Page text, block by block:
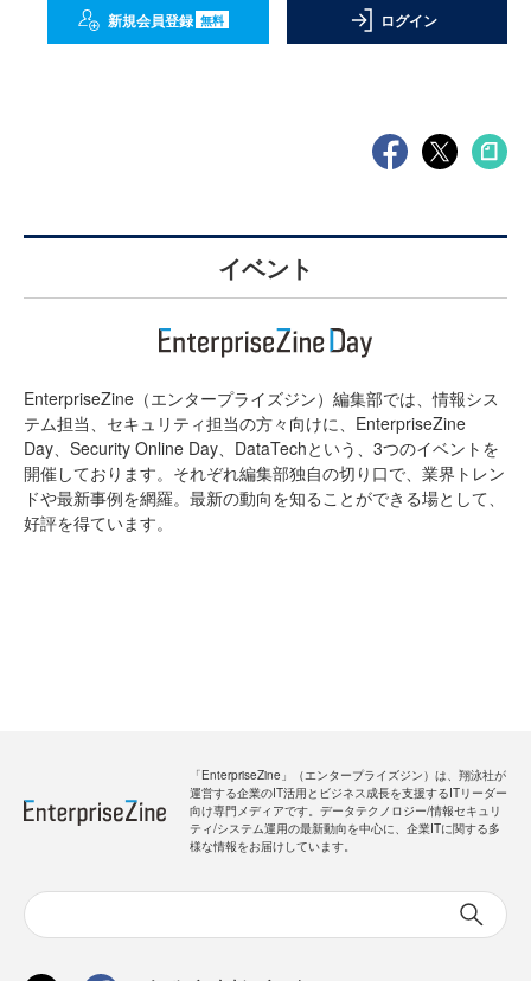
新規会員登録 無料 ログイン
イベント
EnterpriseZine（エンタープライズジン）編集部では、情報シス
テム担当、セキュリティ担当の方々向けに、EnterpriseZine
Day、Security Online Day、DataTechという、3つのイベントを
開催しております。それぞれ編集部独自の切り口で、業界トレン
ドや最新事例を網羅。最新の動向を知ることができる場として、
好評を得ています。
「EnterpriseZine」（エンタープライズジン）は、翔泳社が
運営する企業のIT活用とビジネス成長を支援するITリーダー
向け専門メディアです。データテクノロジー/情報セキュリ
ティ/システム運用の最新動向を中心に、企業ITに関する多
様な情報をお届けしています。